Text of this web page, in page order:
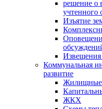
решение о
учтенного
Изъятие
Извещения
Коммунальная
развитие
Жилищные
ЖКХ